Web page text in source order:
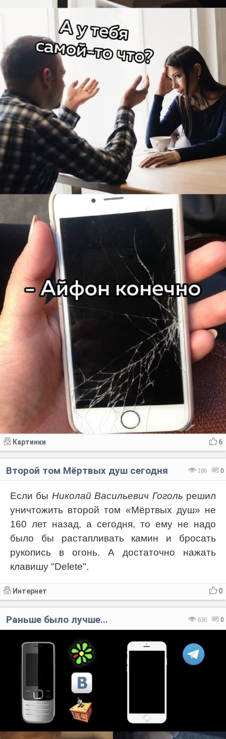
6
Картинки
186 0
Второй том Мёртвых душ сегодня
Если бы Николай Васильевич Гоголь решил
уничтожить второй том «Мёртвых душ» не
160 лет назад, а сегодня, то ему не надо
было бы растапливать камин и бросать
рукопись в огонь. А достаточно нажать
клавишу "Delete".
0
Интернет
636 0
Раньше было лучше...